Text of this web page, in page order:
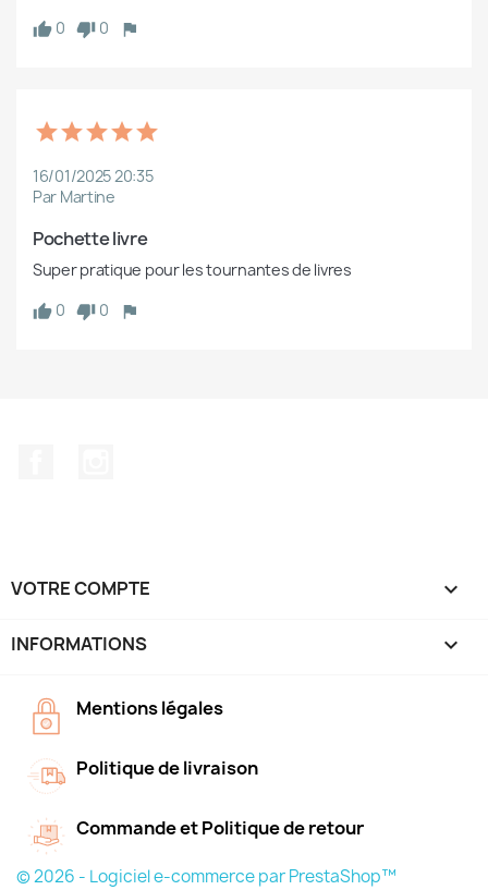
0
0
16/01/2025 20:35
Par Martine
Pochette livre
Super pratique pour les tournantes de livres
0
0
VOTRE COMPTE 
INFORMATIONS keyboard_arrow_down
Mentions légales
Politique de livraison
Commande et Politique de retour
© 2026 - Logiciel e-commerce par PrestaShop™